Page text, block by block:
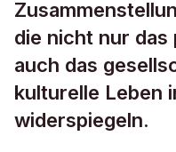
die nicht nur
auch das
kulturelle Leben
widerspiegeln.